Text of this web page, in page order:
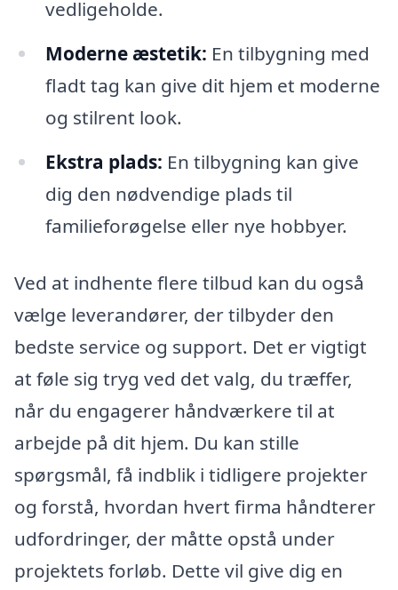
vedligeholde.
Moderne æstetik: En tilbygning med
fladt tag kan give dit hjem et moderne
og stilrent look.
Ekstra plads: En tilbygning kan give
dig den nødvendige plads til
familieforøgelse eller nye hobbyer.
Ved at indhente flere tilbud kan du også
vælge leverandører, der tilbyder den
bedste service og support. Det er vigtigt
at føle sig tryg ved det valg, du træffer,
når du engagerer håndværkere til at
arbejde på dit hjem. Du kan stille
spørgsmål, få indblik i tidligere projekter
og forstå, hvordan hvert firma håndterer
udfordringer, der måtte opstå under
projektets forløb. Dette vil give dig en